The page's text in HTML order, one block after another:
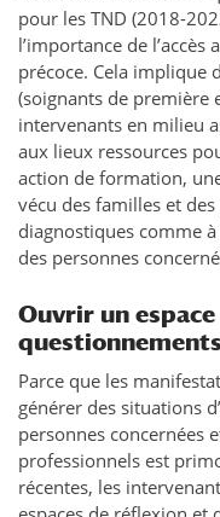
pour les TND (2018-
l’importance de
précoce. Cela implique
(soignants de première
intervenants en milieu
aux lieux ressources
action de formation,
vécu des familles et
diagnostiques comme
des personnes
Ouvrir un espace
Parce que les
générer des situations
personnes concernées
professionnels est
récentes, les